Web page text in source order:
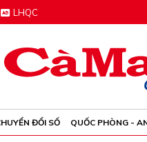
LHQC
ĐỔI SỐ QUỐC PHÒNG -